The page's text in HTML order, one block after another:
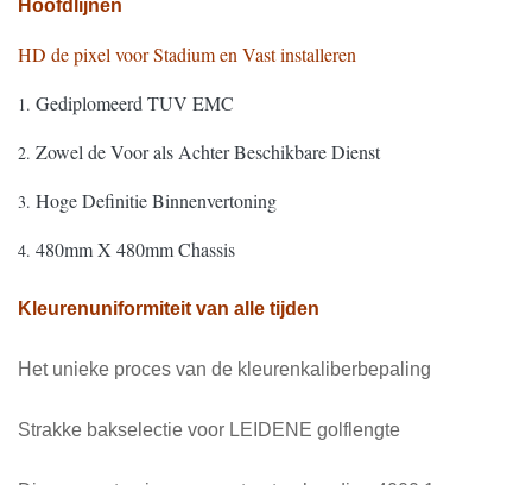
Hoofdlijnen
HD de pixel voor Stadium en Vast installeren
1. Gediplomeerd TUV EMC
2. Zowel de Voor als Achter Beschikbare Dienst
3. Hoge Definitie Binnenvertoning
4. 480mm X 480mm Chassis
Kleurenuniformiteit van alle tijden
Het unieke proces van de kleurenkaliberbepaling
Strakke bakselectie voor LEIDENE golflengte